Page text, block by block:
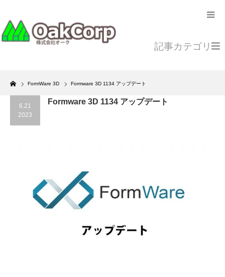
Home
FormWare 3D Formware 3D 1134 アップデート
記事カテゴリ
6.21
2023
Formware 3D 1134 アップデート